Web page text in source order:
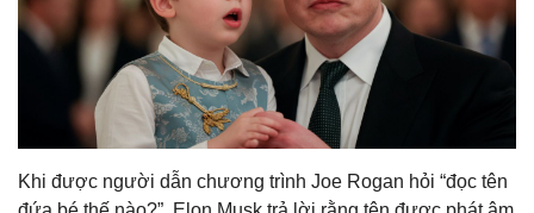
Khi được người dẫn chương trình Joe Rogan hỏi “đọc tên